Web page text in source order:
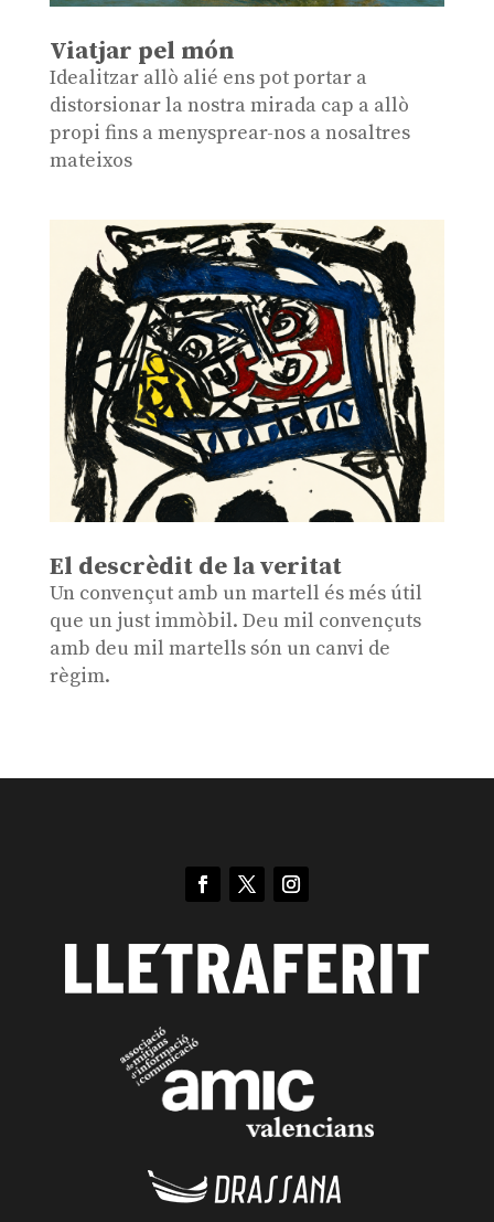
Viatjar pel món
Idealitzar allò alié ens pot portar a
distorsionar la nostra mirada cap a allò
propi fins a menysprear-nos a nosaltres
mateixos
El descrèdit de la veritat
Un convençut amb un martell és més útil
que un just immòbil. Deu mil convençuts
amb deu mil martells són un canvi de
règim.